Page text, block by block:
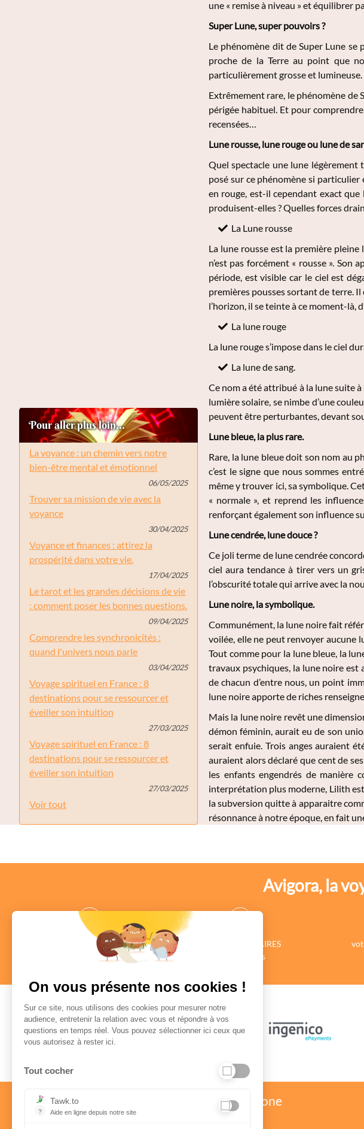
Pour aller plus loin...
La voyance : un chemin vers notre
bien-être mental et émotionnel
06/05/2025
Trouver sa mission de vie avec la
voyance
30/04/2025
Voyance et finances : attirez la
prospérité dans votre vie.
17/04/2025
Le tarot et les grandes décisions de vie
: comment poser les bonnes questions.
09/04/2025
Comprendre les synchronicités :
quand l'univers nous parle
03/04/2025
Voyage spirituel en France : 8
destinations pour se ressourcer et
éveiller son intuition
27/03/2025
Voyage spirituel en France : 8
destinations pour se ressourcer et
éveiller son intuition
27/03/2025
Voir tout
une « remise à niveau » et équilibrer
Super Lune, super pouvoirs ?
Le phénomène dit de Super Lune
proche de la Terre au point que
particulièrement grosse et
Extrêmement rare, le phénomène de
périgée habituel. Et pour
recensées…
Lune rousse, lune rouge ou lune de
Quel spectacle une lune légèrement
posé sur ce phénomène si
en rouge, est-il cependant exact
produisent-elles ? Quelles forces
La Lune rousse
La lune rousse est la première
n’est pas forcément « rousse ».
période, est visible car le ciel est
premières pousses sortant de terre. Il
l’horizon, il se teinte à ce moment-là,
La lune rouge
La lune rouge s’impose dans le ciel
La lune de sang.
Ce nom a été attribué à la lune suite
lumière solaire, se nimbe d’une
peuvent être perturbantes, devant
Lune bleue, la plus rare.
Rare, la lune bleue doit son nom au
c’est le signe que nous sommes
même y trouver ici, sa symbolique.
« normale », et reprend les
renforçant également son influence
Lune cendrée, lune douce ?
Ce joli terme de lune cendrée
ciel aura tendance à tirer vers un
l’obscurité totale qui arrive avec la
Lune noire, la symbolique.
Communément, la lune noire fait
voilée, elle ne peut renvoyer aucune
Tout comme pour la lune bleue, la
travaux psychiques, la lune noire est
de chacun d’entre nous, un point
lune noire apporte de riches
Mais la lune noire revêt une
démon féminin, aurait eu de son
serait enfuie. Trois anges auraient
auraient alors déclaré que cent de
les enfants engendrés de manière
interprétation plus moderne, Lilith est
la subversion quitte à apparaitre
résonnance à notre époque, en fait
Avigora, la
des CONSEILLERS
au profil vérifié
des COMMENTAIRES
Authentiques
Paiement sécurisé
Service client par téléphone
On vous présente nos cookies !
Sur ce site, nous utilisons des cookies pour mesurer notre
audience, entretenir la relation avec vous et répondre à vos
questions en temps réel. Vous pouvez sélectionner ici ceux que
vous autorisez à rester ici.
Tout cocher
?
Tawk.to
Aide en ligne depuis notre site